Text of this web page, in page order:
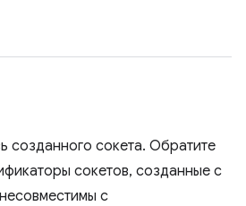
созданного сокета. Обратите
сокетов, созданные с
с